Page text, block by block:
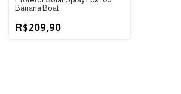
Banana Boat
R$209,90